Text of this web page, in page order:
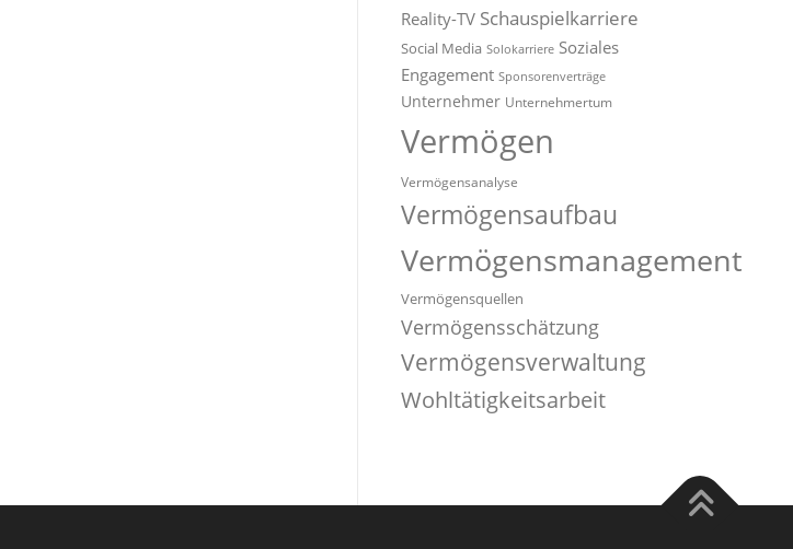
Reality-TV Schauspielkarriere
Social Media Solokarriere Soziales
Engagement Sponsorenverträge
Unternehmer Unternehmertum
Vermögen
Vermögensanalyse
Vermögensaufbau
Vermögensmanagement
Vermögensquellen
Vermögensschätzung
Vermögensverwaltung
Wohltätigkeitsarbeit